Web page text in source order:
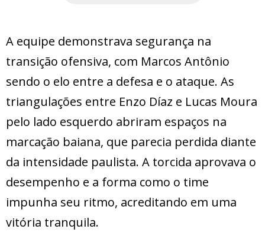
A equipe demonstrava segurança na
transição ofensiva, com Marcos Antônio
sendo o elo entre a defesa e o ataque. As
triangulações entre Enzo Díaz e Lucas Moura
pelo lado esquerdo abriram espaços na
marcação baiana, que parecia perdida diante
da intensidade paulista. A torcida aprovava o
desempenho e a forma como o time
impunha seu ritmo, acreditando em uma
vitória tranquila.